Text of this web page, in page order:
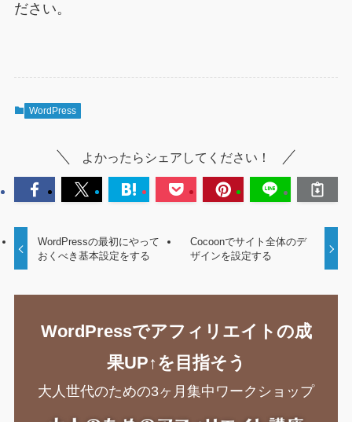
ださい。
WordPress
よかったらシェアしてください！
WordPressの最初にやって
おくべき基本設定をする
Cocoonでサイト全体のデ
ザインを設定する
WordPressでアフィリエイトの成
果UP↑を目指そう
大人世代のための3ヶ月集中ワークショップ